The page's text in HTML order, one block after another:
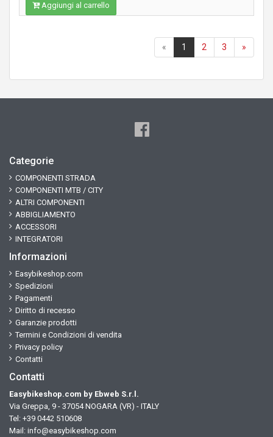
Aggiungi al carrello
« 1 2 3 »
Categorie
COMPONENTI STRADA
COMPONENTI MTB / CITY
ALTRI COMPONENTI
ABBIGLIAMENTO
ACCESSORI
INTEGRATORI
Informazioni
Easybikeshop.com
Spedizioni
Pagamenti
Diritto di recesso
Garanzie prodotti
Termini e Condizioni di vendita
Privacy policy
Contatti
Contatti
Easybikeshop.com by Ebweb S.r.l.
Via Greppa, 9 - 37054 NOGARA (VR) - ITALY
Tel: +39 0442 510608
Mail: info@easybikeshop.com